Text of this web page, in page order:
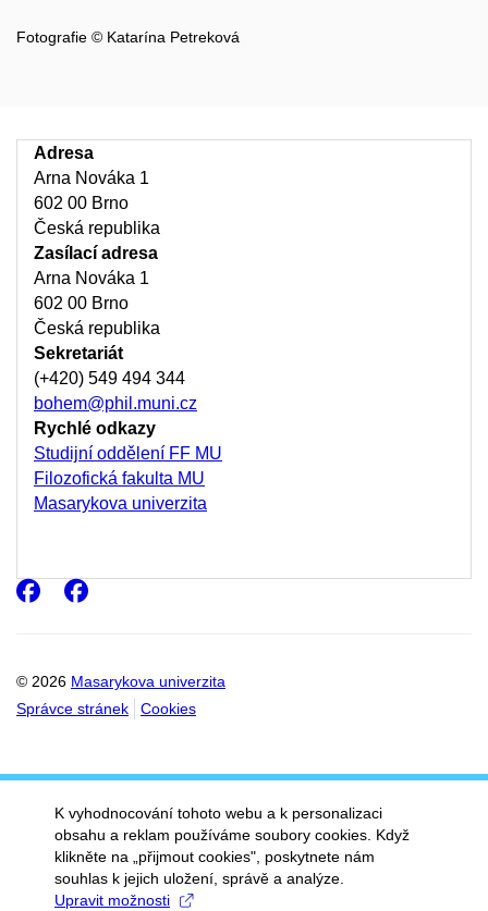
Fotografie © Katarína Petreková
Adresa
Arna Nováka 1
602 00 Brno
Česká republika
Zasílací adresa
Arna Nováka 1
602 00 Brno
Česká republika
Sekretariát
(+420) 549 494 344
bohem@phil.muni.cz
Rychlé odkazy
Studijní oddělení FF MU
Filozofická fakulta MU
Masarykova univerzita
© 2026 Masarykova univerzita
Správce stránek
Cookies
Facebook
Facebook
K vyhodnocování tohoto webu a k personalizaci
obsahu a reklam používáme soubory cookies. Když
klikněte na „přijmout cookies", poskytnete nám
souhlas k jejich uložení, správě a analýze.
Upravit možnosti